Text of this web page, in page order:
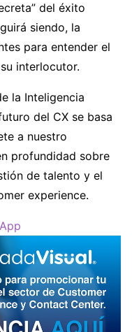
del éxito
siendo, la
para entender el
interlocutor.
la Inteligencia
del CX se basa
a nuestro
profundidad sobre
de talento y el
experience.